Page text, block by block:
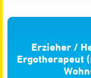
Erzieher /
Ergotherapeut